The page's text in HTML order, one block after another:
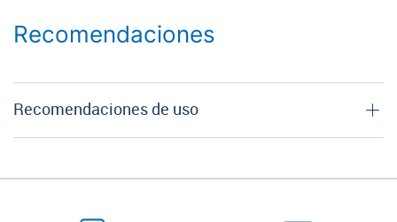
Recomendaciones
Recomendaciones de uso